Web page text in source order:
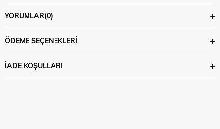
YORUMLAR(0)
ÖDEME SEÇENEKLERI
İADE KOŞULLARI